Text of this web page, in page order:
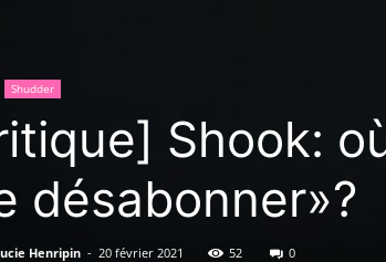
Shudder
Shook:
désabonner»?
Henripin - 20 février 2021 52 0